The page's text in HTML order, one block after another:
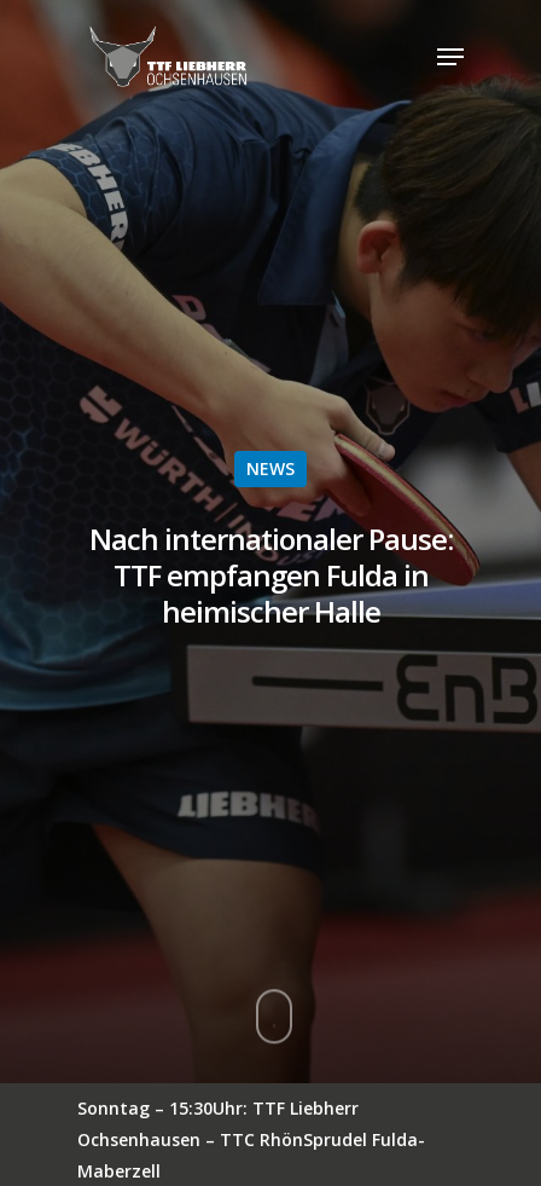
NEWS
Nach internationaler Pause:
TTF empfangen Fulda in
heimischer Halle
Sonntag – 15:30Uhr: TTF Liebherr
Ochsenhausen – TTC RhönSprudel Fulda-
Maberzell